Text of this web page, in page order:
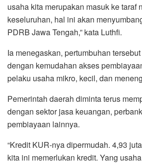
usaha kita merupakan masuk ke taraf
keseluruhan, hal ini akan
PDRB Jawa Tengah,” kata Luthfi.
Ia menegaskan, pertumbuhan
dengan kemudahan akses
pelaku usaha mikro, kecil, dan
Pemerintah daerah diminta terus
dengan sektor jasa keuangan,
pembiayaan lainnya.
“Kredit KUR-nya dipermudah. 4,93
kita ini memerlukan kredit. Yang